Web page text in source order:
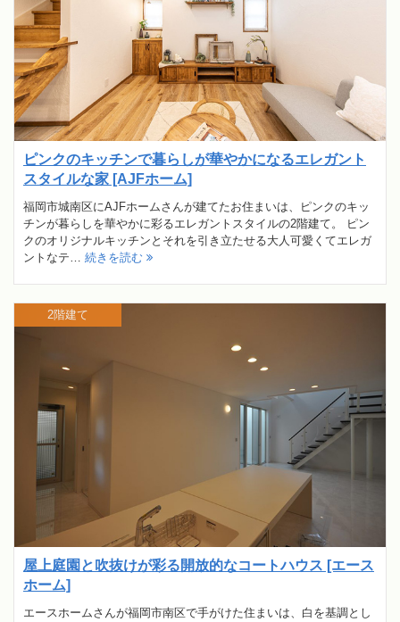
ピンクのキッチンで暮らしが華やかになるエレガント
スタイルな家 [AJFホーム]
福岡市城南区にAJFホームさんが建てたお住まいは、ピンクのキッ
チンが暮らしを華やかに彩るエレガントスタイルの2階建て。 ピン
クのオリジナルキッチンとそれを引き立たせる大人可愛くてエレガ
ントなテ… 続きを読む
屋上庭園と吹抜けが彩る開放的なコートハウス [エース
ホーム]
エースホームさんが福岡市南区で手がけた住まいは、白を基調とし
2階建て